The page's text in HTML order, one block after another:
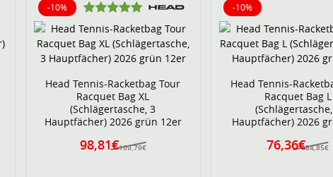
Head Tennis-Racketbag Tour
Racquet Bag XL
(Schlägertasche, 3
Hauptfächer) 2026 grün 12er
109,79€
98,81€
-10%
10% reduziert
Head Tennis-
Racquet Bag L
Hauptfächer) 2026
84,85€
76,36€
-10%
10% reduziert